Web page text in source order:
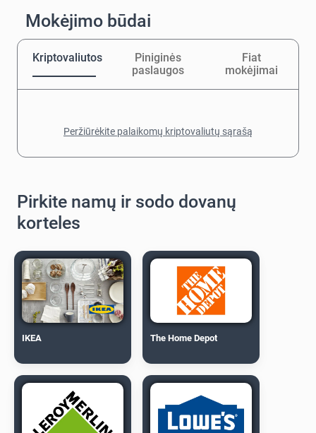
Mokėjimo būdai
Kriptovaliutos
Piniginės
paslaugos
Fiat
mokėjimai
Peržiūrėkite palaikomų kriptovaliutų sąrašą
Pirkite namų ir sodo dovanų
korteles
IKEA The Home Depot